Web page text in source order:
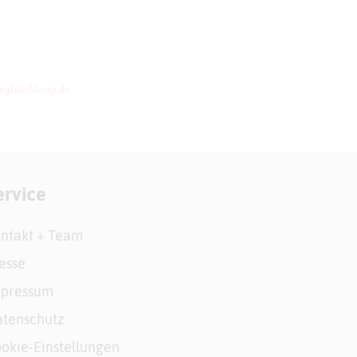
+ Team
Einstellungen